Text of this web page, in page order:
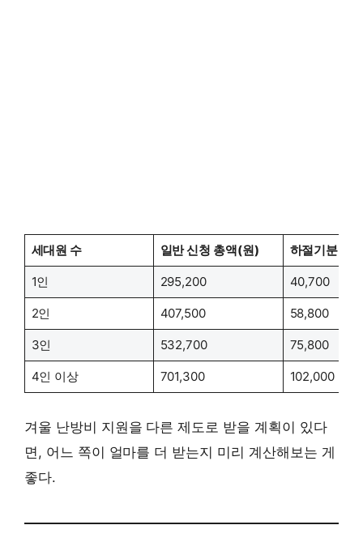
세대원 수 일반 신청 총액(원) 하절기분만(
1인 295,200 40,700
2인 407,500 58,800
3인 532,700 75,800
4인 이상 701,300 102,000
겨울 난방비 지원을 다른 제도로 받을 계획이 있다
면, 어느 쪽이 얼마를 더 받는지 미리 계산해보는 게
좋다.